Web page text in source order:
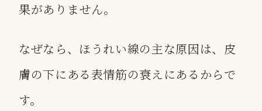
果がありません。
なぜなら、ほうれい線の主な原因は、皮
膚の下にある表情筋の衰えにあるからで
す。